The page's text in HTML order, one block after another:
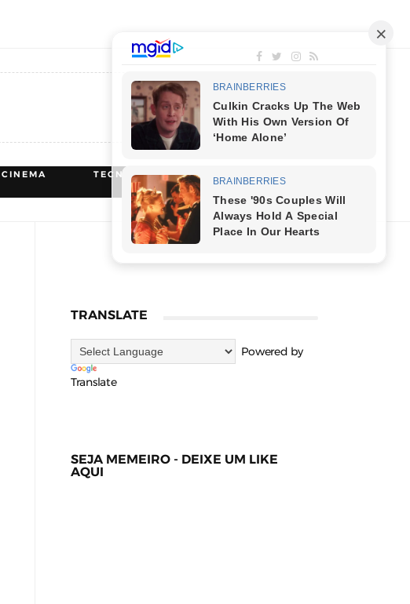
CINEMA TECNOLOGIA
TRANSLATE
Powered by
Translate
SEJA MEMEIRO - DEIXE UM LIKE
AQUI